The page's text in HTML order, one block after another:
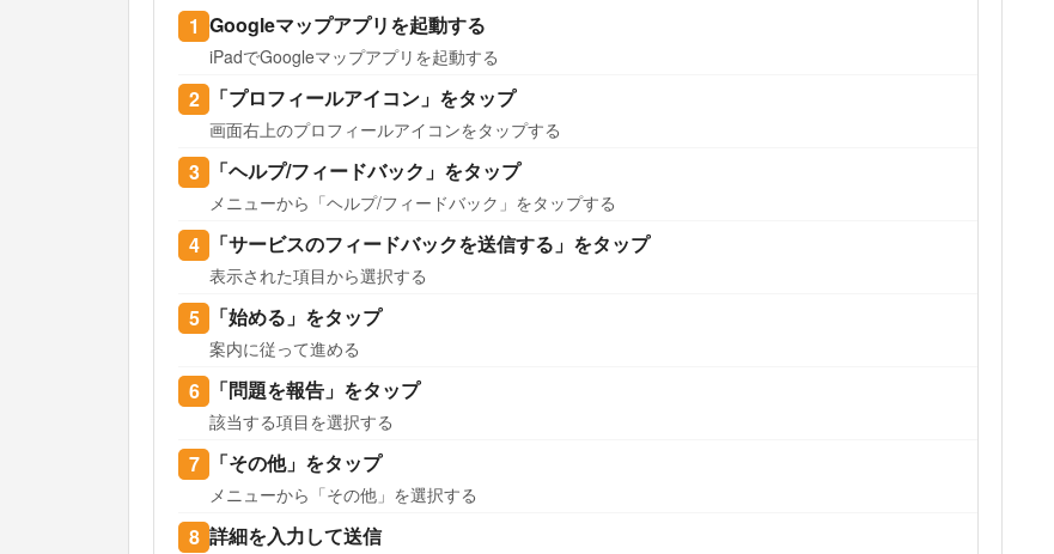
Googleマップアプリを起動する
iPadでGoogleマップアプリを起動する
「プロフィールアイコン」をタップ
画面右上のプロフィールアイコンをタップする
「ヘルプ/フィードバック」をタップ
メニューから「ヘルプ/フィードバック」をタップする
「サービスのフィードバックを送信する」をタップ
表示された項目から選択する
「始める」をタップ
案内に従って進める
「問題を報告」をタップ
該当する項目を選択する
「その他」をタップ
メニューから「その他」を選択する
詳細を入力して送信